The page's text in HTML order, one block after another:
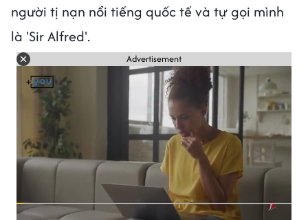
người tị nạn nổi tiếng quốc tế và tự gọi mình
là 'Sir Alfred'.
Advertisement